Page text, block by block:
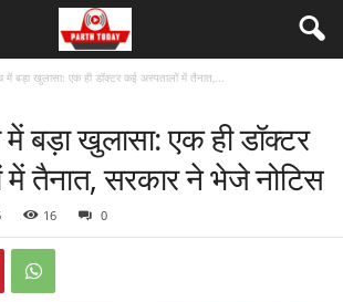
में बड़ा खुलासा: एक ही डॉक्टर कई अस्पतालों में तैनात,...
बड़ा खुलासा: एक ही डॉक्टर
तैनात, सरकार ने भेजे नोटिस
16 0